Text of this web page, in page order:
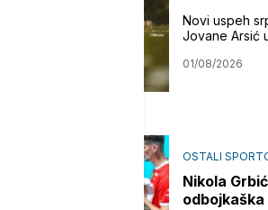
Novi uspeh
Jovane Arsić
01/08/2026
OSTALI
Nikola